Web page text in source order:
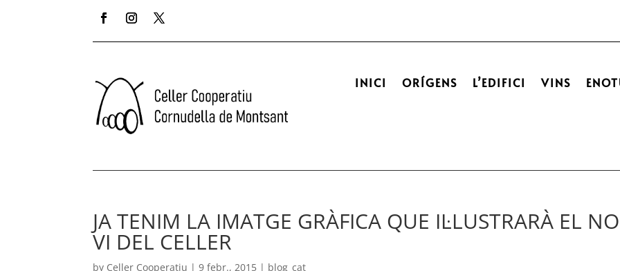
INICI ORÍGENS L’EDIFICI VINS
JA TENIM LA IMATGE GRÀFICA QUE IL·LUSTRARÀ EL
VI DEL CELLER
by Celler Cooperatiu |9 febr., 2015 | blog_cat